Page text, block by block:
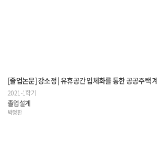
2021-1학기
졸업설계
박정환